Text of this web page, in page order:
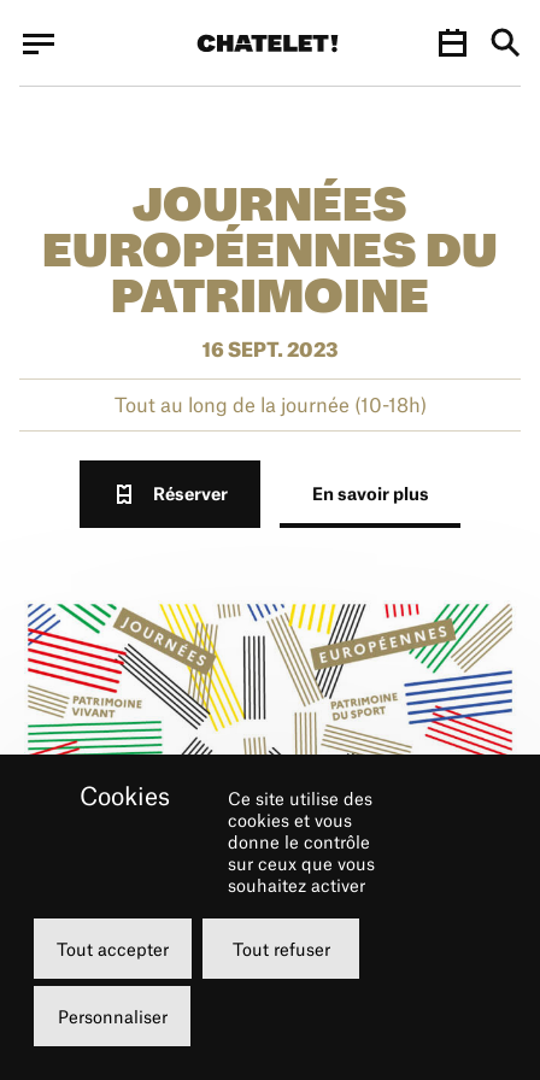
JOURNÉES
EUROPÉENNES DU
PATRIMOINE
16 SEPT. 2023
Tout au long de la journée (10-18h)
Réserver En savoir plus
RÉSERVER
Samedi
Ce site utilise des
cookies et vous
donne le contrôle
sur ceux que vous
souhaitez activer
Tout accepter Tout refuser
Personnaliser